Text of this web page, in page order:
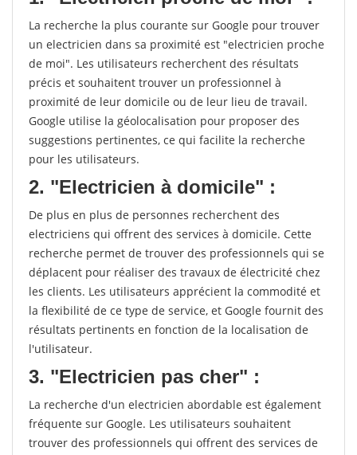
La recherche la plus courante sur Google pour trouver
un electricien dans sa proximité est "electricien proche
de moi". Les utilisateurs recherchent des résultats
précis et souhaitent trouver un professionnel à
proximité de leur domicile ou de leur lieu de travail.
Google utilise la géolocalisation pour proposer des
suggestions pertinentes, ce qui facilite la recherche
pour les utilisateurs.
2. "Electricien à domicile" :
De plus en plus de personnes recherchent des
electriciens qui offrent des services à domicile. Cette
recherche permet de trouver des professionnels qui se
déplacent pour réaliser des travaux de électricité chez
les clients. Les utilisateurs apprécient la commodité et
la flexibilité de ce type de service, et Google fournit des
résultats pertinents en fonction de la localisation de
l'utilisateur.
3. "Electricien pas cher" :
La recherche d'un electricien abordable est également
fréquente sur Google. Les utilisateurs souhaitent
trouver des professionnels qui offrent des services de